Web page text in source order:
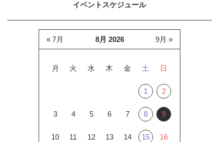
イベントスケジュール
8月 2026
月 火 水 木 金 土 日
1 2
3 4 5 6 7 8 9
10 11 12 13 14 15 16
« 7月 9月 »